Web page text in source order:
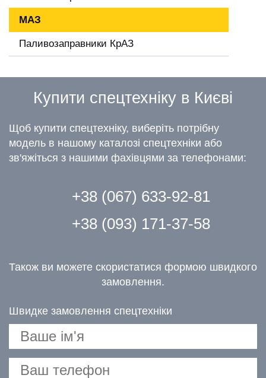
МАЗ
Паливозаправники КрАЗ
Купити спецтехніку в Києві
Щоб купити спецтехніку, виберіть потрібну
модель в нашому каталозі спецтехніки або
зв'яжіться з нашими фахівцями за телефонами:
+38 (067) 633-92-81
+38 (093) 171-37-58
Також ви можете скористатися формою швидкого
замовлення.
Швидке замовлення спецтехніки